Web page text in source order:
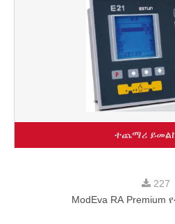
ተጨማሪ
227
ModEva RA